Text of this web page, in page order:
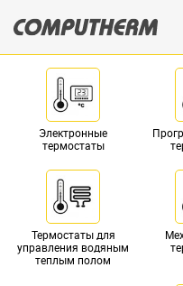
Электронные
термостаты
Термостаты для
управления водяным
теплым полом